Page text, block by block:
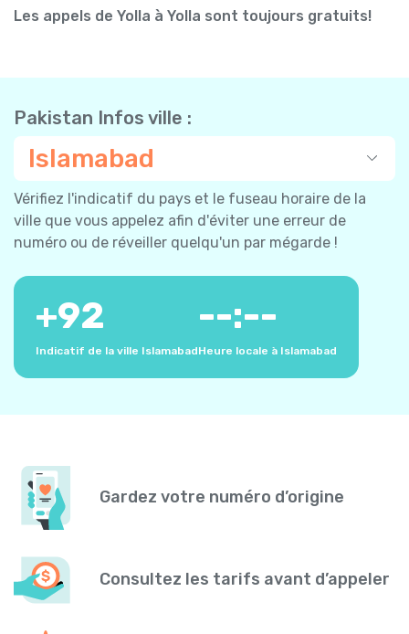
Les appels de Yolla à Yolla sont toujours gratuits!
Pakistan Infos ville :
Islamabad
Vérifiez l'indicatif du pays et le fuseau horaire de la
ville que vous appelez afin d'éviter une erreur de
numéro ou de réveiller quelqu'un par mégarde !
+92
Indicatif de la ville Islamabad
--:--
Heure locale à Islamabad
Gardez votre numéro d’origine
Consultez les tarifs avant d’appeler